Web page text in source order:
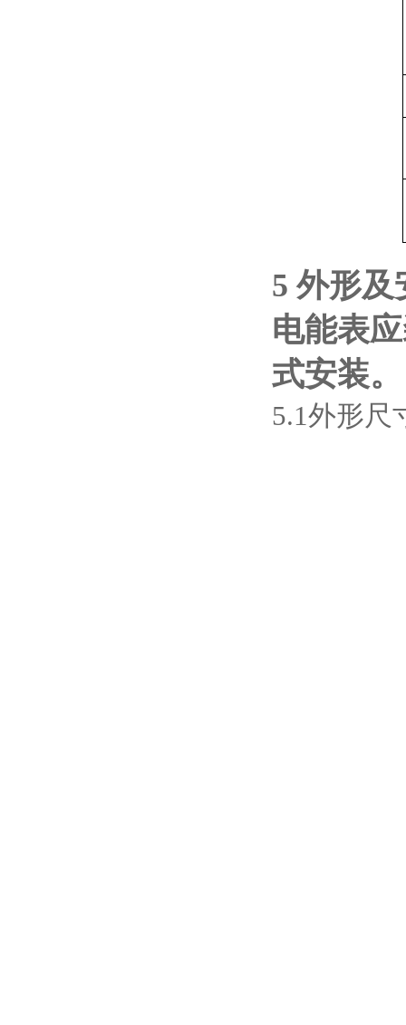
5 外形及
电能表
式安装。
5.1外形尺